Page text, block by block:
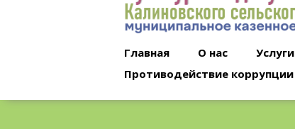
Главная О нас Услуги
Противодействие коррупции